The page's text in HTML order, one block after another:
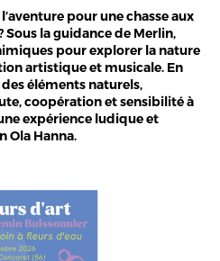
pour une chasse aux
Sous la guidance de Merlin,
pour explorer la nature
artistique et musicale. En
éléments naturels,
coopération et sensibilité à
expérience ludique et
Ola Hanna.